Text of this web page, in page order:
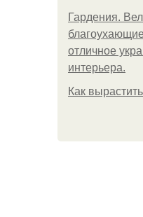
Гардения.
отличное
интерьера.
Как